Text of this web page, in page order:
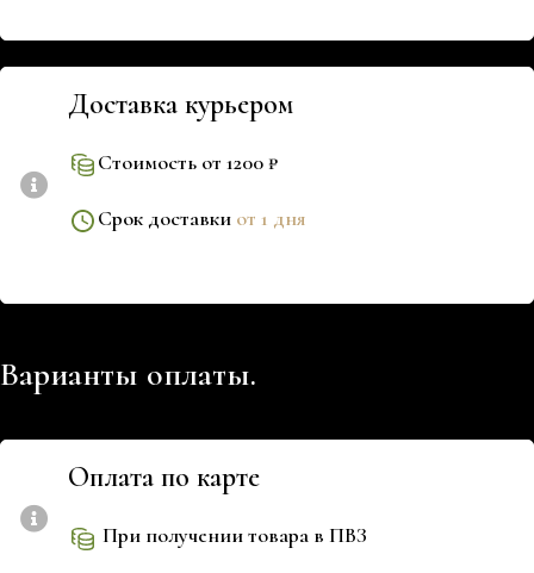
Доставка курьером
Стоимость от 1200 ₽
Срок доставки от 1 дня
Варианты оплаты.
Оплата по карте
При получении товара в ПВЗ